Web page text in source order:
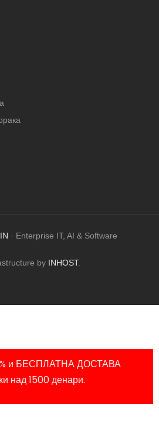
· Enterprise IT, AI & Software
by INHOST.
и БЕСПЛАТНА ДОСТАВА
над 1500 денари.